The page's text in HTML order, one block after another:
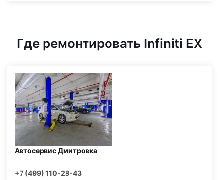
Где ремонтировать Infiniti EX
Автосервис Дмитровка
+7 (499) 110-28-43